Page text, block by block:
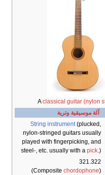
Aclassical
String
nylon-stringed
played with
steel-, etc.
)